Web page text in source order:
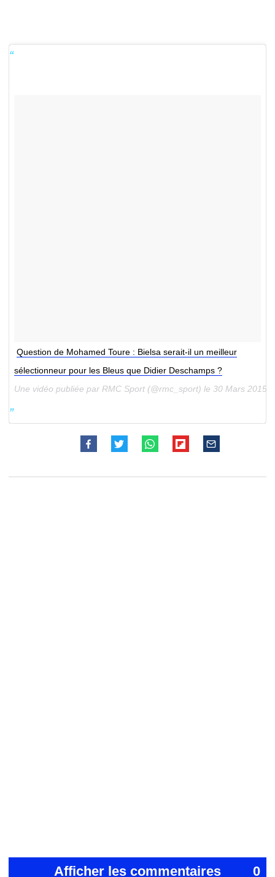
Question de Mohamed Toure : Bielsa serait-il un meilleur
sélectionneur pour les Bleus que Didier Deschamps ?
Une vidéo publiée par RMC Sport (@rmc_sport) le 30 Mars 2015
Afficher les commentaires 0